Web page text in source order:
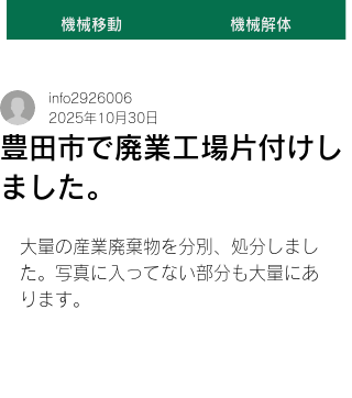
機械移動 機械解体
豊田市で廃業工場片付けし
ました。
info2926006
2025年10月30日
大量の産業廃棄物を分別、処分しまし
た。写真に入ってない部分も大量にあ
ります。